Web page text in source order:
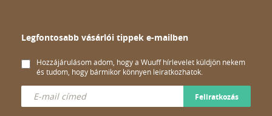
Legfontosabb vásárlói tippek e-mailben
Hozzájárulásom adom, hogy a Wuuff hírlevelet küldjön nekem
és tudom, hogy bármikor könnyen leiratkozhatok.
Feliratkozás